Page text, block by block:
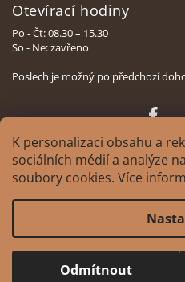
K personalizaci obsahu a
sociálních médií a analýze
soubory cookies. Více
Odmítnout
Otevírací hodiny
Po - Čt: 08.30 – 15.30
So - Ne: zavřeno
Poslech je možný po předchozí
Face
Upravit